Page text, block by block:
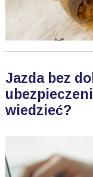
Jazda bez
wiedzieć?